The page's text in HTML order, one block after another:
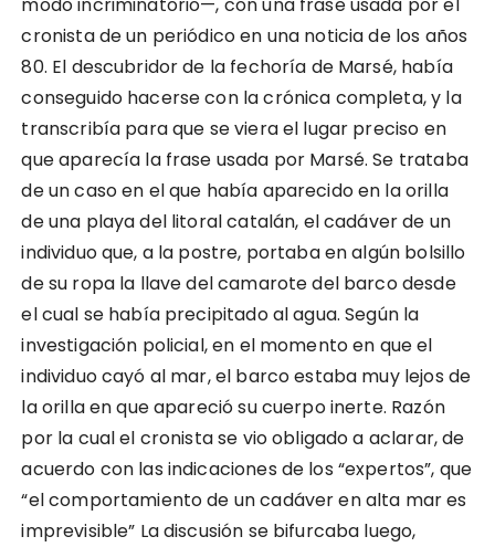
cronista de un periódico en una noticia de los años
80. El descubridor de la fechoría de Marsé, había
conseguido hacerse con la crónica completa, y la
transcribía para que se viera el lugar preciso en
que aparecía la frase usada por Marsé. Se trataba
de un caso en el que había aparecido en la orilla
de una playa del litoral catalán, el cadáver de un
individuo que, a la postre, portaba en algún bolsillo
de su ropa la llave del camarote del barco desde
el cual se había precipitado al agua. Según la
investigación policial, en el momento en que el
individuo cayó al mar, el barco estaba muy lejos de
la orilla en que apareció su cuerpo inerte. Razón
por la cual el cronista se vio obligado a aclarar, de
acuerdo con las indicaciones de los “expertos”, que
“el comportamiento de un cadáver en alta mar es
imprevisible” La discusión se bifurcaba luego,